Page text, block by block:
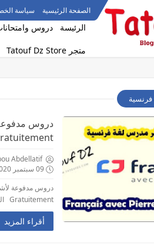
الصفحة الرئيسية سياسة
الرئيسة دروس
متجر Tatouf Dz Store
Abdellatif
09 سبتمبر 2020
Gratuitement السلام عليكم الكثير من الاخوة يبحث عن كيفية ...
أقراء المزيد